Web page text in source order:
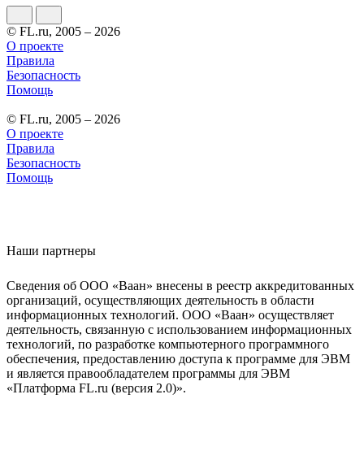
© FL.ru, 2005 – 2026
О проекте
Правила
Безопасность
Помощь
© FL.ru, 2005 – 2026
О проекте
Правила
Безопасность
Помощь
Наши партнеры
Сведения об ООО «Ваан» внесены в реестр аккредитованных
организаций, осуществляющих деятельность в области
информационных технологий. ООО «Ваан» осуществляет
деятельность, связанную с использованием информационных
технологий, по разработке компьютерного программного
обеспечения, предоставлению доступа к программе для ЭВМ
и является правообладателем программы для ЭВМ
«Платформа FL.ru (версия 2.0)».